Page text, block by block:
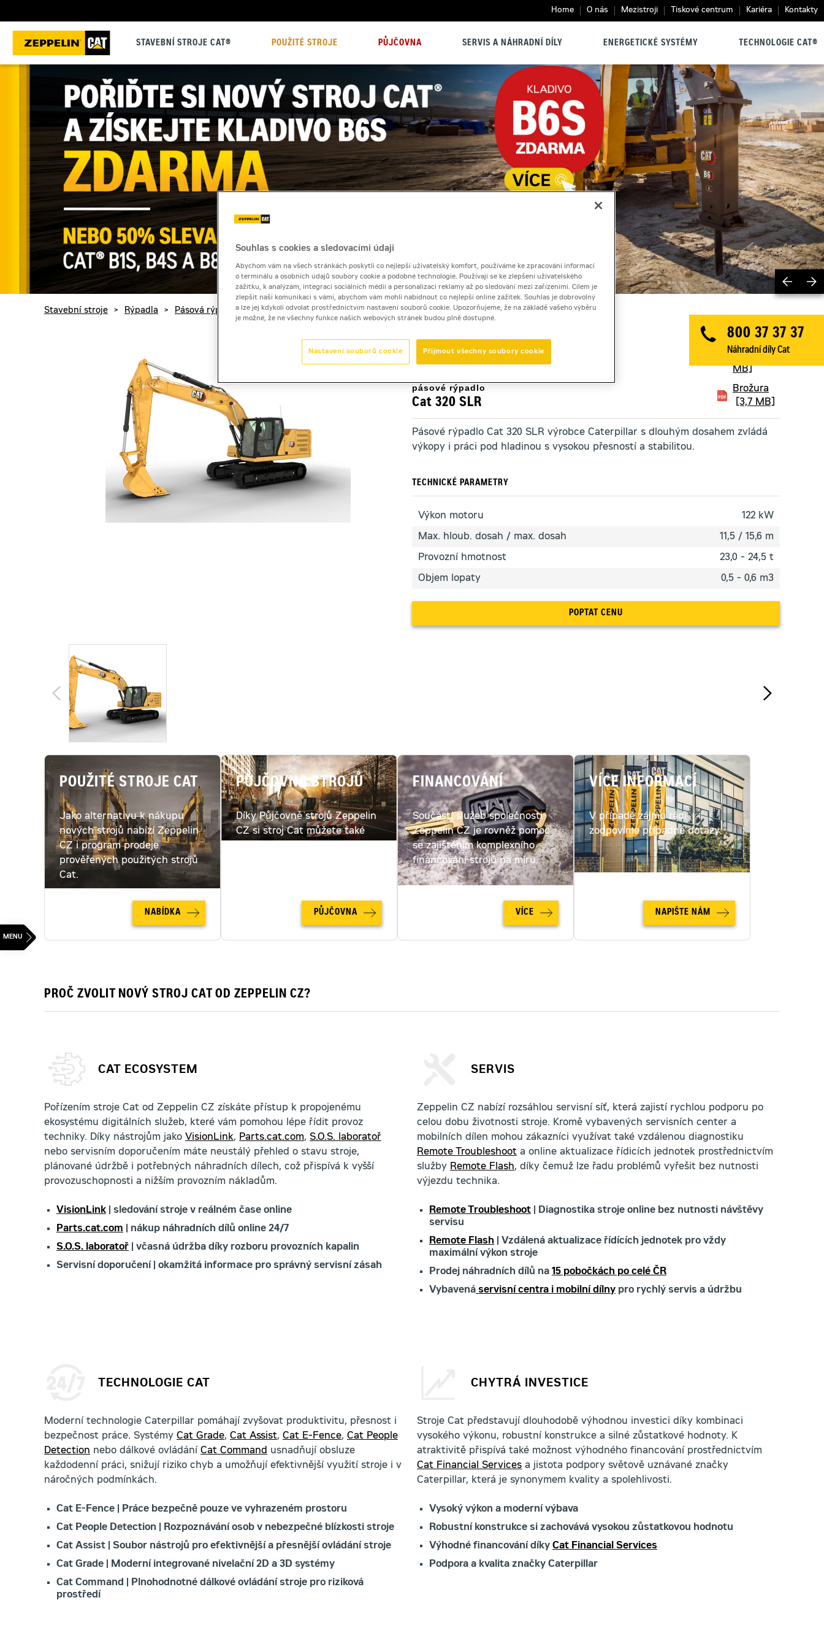
Home O nás Mezistroji Tiskové centrum Kariéra Kontakty
STAVEBNÍ STROJE CAT® POUŽITÉ STROJE PŮJČOVNA SERVIS A NÁHRADNÍ DÍLY ENERGETICKÉ SYSTÉMY TECHNOLOGIE CAT®
800 37 37 37
Náhradní díly Cat
Stavební stroje > Rýpadla > Pásová rýpadla > Rýpadla s prodlouženým dosahem > Cat 320 SLR
pásové rýpadlo
Cat 320 SLR
Technický
list [2,8
MB]
Brožura
[3,7 MB]
Pásové rýpadlo Cat 320 SLR výrobce Caterpillar s dlouhým dosahem zvládá
výkopy i práci pod hladinou s vysokou přesností a stabilitou.
TECHNICKÉ PARAMETRY
Výkon motoru 122 kW
Max. hloub. dosah / max. dosah 11,5 / 15,6 m
Provozní hmotnost 23,0 - 24,5 t
Objem lopaty 0,5 - 0,6 m3
POPTAT CENU
POUŽITÉ STROJE CAT
Jako alternativu k nákupu
nových strojů nabízí Zeppelin
CZ i program prodeje
prověřených použitých strojů
Cat.
NABÍDKA
PŮJČOVNA STROJŮ
Díky Půjčovně strojů Zeppelin
CZ si stroj Cat můžete také
PŮJČOVNA
FINANCOVÁNÍ
Součástí služeb společnosti
Zeppelin CZ je rovněž pomoc
se zajištěním komplexního
financování strojů na míru.
VÍCE
VÍCE INFORMACÍ
V případě zájmu rádi
zodpovíme případné dotazy.
NAPIŠTE NÁM
PROČ ZVOLIT NOVÝ STROJ CAT OD ZEPPELIN CZ?
CAT ECOSYSTEM
Pořízením stroje Cat od Zeppelin CZ získáte přístup k propojenému
ekosystému digitálních služeb, které vám pomohou lépe řídit provoz
techniky. Díky nástrojům jako VisionLink, Parts.cat.com, S.O.S. laboratoř
nebo servisním doporučením máte neustálý přehled o stavu stroje,
plánované údržbě i potřebných náhradních dílech, což přispívá k vyšší
provozuschopnosti a nižším provozním nákladům.
VisionLink | sledování stroje v reálném čase online
Parts.cat.com | nákup náhradních dílů online 24/7
S.O.S. laboratoř | včasná údržba díky rozboru provozních kapalin
Servisní doporučení | okamžitá informace pro správný servisní zásah
SERVIS
Zeppelin CZ nabízí rozsáhlou servisní síť, která zajistí rychlou podporu po
celou dobu životnosti stroje. Kromě vybavených servisních center a
mobilních dílen mohou zákazníci využívat také vzdálenou diagnostiku
Remote Troubleshoot a online aktualizace řídicích jednotek prostřednictvím
služby Remote Flash, díky čemuž lze řadu problémů vyřešit bez nutnosti
výjezdu technika.
Remote Troubleshoot | Diagnostika stroje online bez nutnosti návštěvy
servisu
Remote Flash | Vzdálená aktualizace řídících jednotek pro vždy
maximální výkon stroje
Prodej náhradních dílů na 15 pobočkách po celé ČR
Vybavená servisní centra i mobilní dílny pro rychlý servis a údržbu
TECHNOLOGIE CAT
Moderní technologie Caterpillar pomáhají zvyšovat produktivitu, přesnost i
bezpečnost práce. Systémy Cat Grade, Cat Assist, Cat E-Fence, Cat People
Detection nebo dálkové ovládání Cat Command usnadňují obsluze
každodenní práci, snižují riziko chyb a umožňují efektivnější využití stroje i v
náročných podmínkách.
Cat E-Fence | Práce bezpečně pouze ve vyhrazeném prostoru
Cat People Detection | Rozpoznávání osob v nebezpečné blízkosti stroje
Cat Assist | Soubor nástrojů pro efektivnější a přesnější ovládání stroje
Cat Grade | Moderní integrované nivelační 2D a 3D systémy
Cat Command | Plnohodnotné dálkové ovládání stroje pro riziková
prostředí
CHYTRÁ INVESTICE
Stroje Cat představují dlouhodobě výhodnou investici díky kombinaci
vysokého výkonu, robustní konstrukce a silné zůstatkové hodnoty. K
atraktivitě přispívá také možnost výhodného financování prostřednictvím
Cat Financial Services a jistota podpory světově uznávané značky
Caterpillar, která je synonymem kvality a spolehlivosti.
Vysoký výkon a moderní výbava
Robustní konstrukce si zachovává vysokou zůstatkovou hodnotu
Výhodné financování díky Cat Financial Services
Podpora a kvalita značky Caterpillar
Souhlas s cookies a sledovacími údaji
Abychom vám na všech stránkách poskytli co nejlepší uživatelský komfort, používáme ke zpracování informací
o terminálu a osobních údajů soubory cookie a podobné technologie. Používají se ke zlepšení uživatelského
zážitku, k analýzám, integraci sociálních médií a personalizaci reklamy až po sledování mezi zařízeními. Cílem je
zlepšit naši komunikaci s vámi, abychom vám mohli nabídnout co nejlepší online zážitek. Souhlas je dobrovolný
a lze jej kdykoli odvolat prostřednictvím nastavení souborů cookie. Upozorňujeme, že na základě vašeho výběru
je možné, že ne všechny funkce našich webových stránek budou plně dostupné.
Přijmout všechny soubory cookie
Nastavení souborů cookie